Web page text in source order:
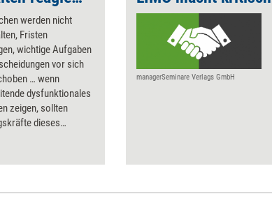
werden nicht
Fristen
wichtige Aufgaben
vor sich
… wenn
dysfunktionales
zeigen, sollten
dieses
managerSeminare Verlags GmbH